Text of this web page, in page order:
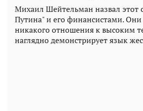
Михаил Шейтельман назвал этот
Путина" и его финансистами.
никакого отношения к высоким
наглядно демонстрирует язык